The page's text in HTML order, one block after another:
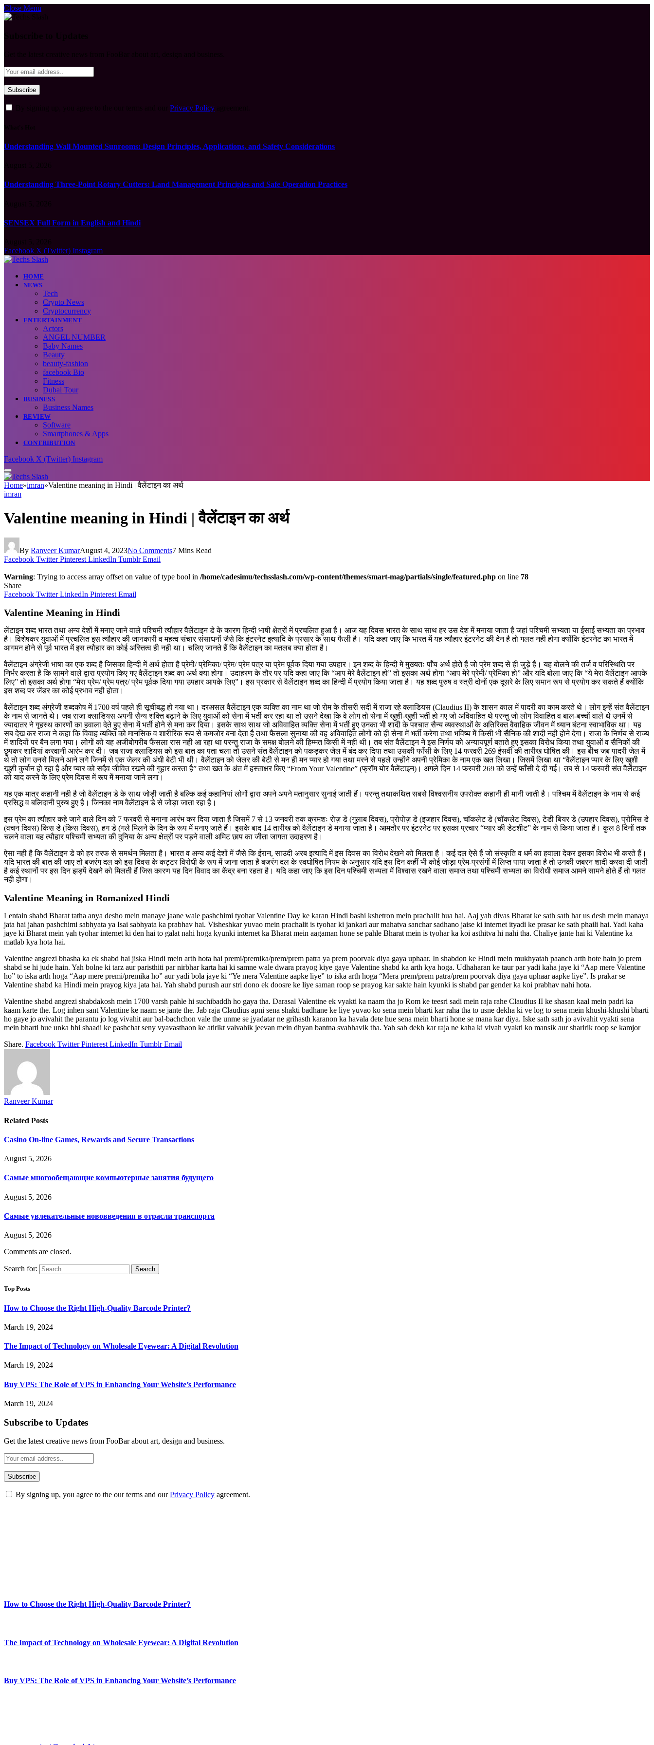
Close Menu
Privacy Policy
Understanding Wall Mounted Sunrooms: Design Principles, Applications, and Safety Considerations
Understanding Three-Point Rotary Cutters: Land Management Principles and Safe Operation Practices
SENSEX Full Form in English and Hindi
Facebook X (Twitter) Instagram
HOME
NEWS
Tech
Crypto News
Cryptocurrency
ENTERTAINMENT
Actors
ANGEL NUMBER
Baby Names
Beauty
beauty-fashion
facebook Bio
Fitness
Dubai Tour
BUSINESS
Business Names
REVIEW
Software
Smartphones & Apps
CONTRIBUTION
Facebook X (Twitter) Instagram
Home»imran»Valentine meaning in Hindi | वैलेंटाइन का अर्थ
imran
Valentine meaning in Hindi | वैलेंटाइन का अर्थ
By Ranveer KumarAugust 4, 2023No Comments7 Mins Read
Facebook Twitter Pinterest LinkedIn Tumblr Email
Warning: Trying to access array offset on value of type bool in /home/cadesimu/techsslash.com/wp-content/themes/smart-mag/partials/single/featured.php on line 78
Share
Facebook Twitter LinkedIn Pinterest Email
Valentine Meaning in Hindi
लेंटाइन शब्द भारत तथा अन्य देशों में मनाए जाने वाले पश्चिमी त्यौहार वैलेंटाइन डे के कारण हिन्दी भाषी क्षेत्रों में प्रचलित हुआ है। आज यह दिवस भारत के साथ साथ हर उस देश में मनाया जाता है जहां पश्चिमी सभ्यता या ईसाई सभ्यता का प्रभाव
है। विशेषकर युवाओं में प्रचलित इस त्यौहार की जानकारी व महत्व संचार संसाधनों जैसे कि इंटरनेट इत्यादि के प्रसार के साथ फैली है। यदि कहा जाए कि भारत में यह त्यौहार इंटरनेट की देन है तो गलत नही होगा क्योंकि इंटरनेट का भारत में
आगमन होने से पूर्व भारत में इस त्यौहार का कोई अस्तित्व ही नही था। चलिए जानते हैं कि वैलेंटाइन का मतलब क्या होता है।
वैलेंटाइन अंग्रेजी भाषा का एक शब्द है जिसका हिन्दी में अर्थ होता है प्रेमी/ प्रेमिका/ प्रेम/ प्रेम पत्र या प्रेम पूर्वक दिया गया उपहार। इन शब्द के हिन्दी मे मुख्यतः पाँच अर्थ होते हैं जो प्रेम शब्द से ही जुड़े हैं। यह बोलने की तर्ज व परिस्थिति पर
निर्भर करता है कि सामने वाले द्वारा प्रयोग किए गए वैलेंटाइन शब्द का अर्थ क्या होगा। उदाहरण के तौर पर यदि कहा जाए कि “आप मेरे वैलेंटाइन हो” तो इसका अर्थ होगा “आप मेरे प्रेमी/ प्रेमिका हो” और यदि बोला जाए कि “ये मेरा वैलेंटाइन आपके
लिए” तो इसका अर्थ होगा “मेरा प्रेम/ प्रेम पत्र/ प्रेम पूर्वक दिया गया उपहार आपके लिए”। इस प्रकार से वैलेंटाइन शब्द का हिन्दी में प्रयोग किया जाता है। यह शब्द पुरुष व स्त्री दोनों एक दूसरे के लिए समान रूप से प्रयोग कर सकते हैं क्योंकि
इस शब्द पर जेंडर का कोई प्रभाव नही होता।
वैलेंटाइन शब्द अंग्रेजी शब्दकोष में 1700 वर्ष पहले ही सूचीबद्ध हो गया था। दरअसल वैलेंटाइन एक व्यक्ति का नाम था जो रोम के तीसरी सदी में राजा रहे क्लाडियस (Claudius II) के शासन काल में पादरी का काम करते थे। लोग इन्हें संत वैलेंटाइन
के नाम से जानते थे। जब राजा क्लाडियस अपनी सैन्य शक्ति बढ़ाने के लिए युवाओं को सेना में भर्ती कर रहा था तो उसने देखा कि वे लोग तो सेना में खुशी-खुशी भर्ती हो गए जो अविवाहित थे परन्तु जो लोग विवाहित व बाल-बच्चों वाले थे उनमें से
ज्यादातर ने गृहस्थ कारणों का हवाला देते हुए सेना में भर्ती होने से मना कर दिया। इसके साथ साथ जो अविवाहित व्यक्ति सेना में भर्ती हुए उनका भी शादी के पश्चात सैन्य व्यवस्थाओं के अतिरिक्त वैवाहिक जीवन में ध्यान बंटना स्वाभाविक था। यह
सब देख कर राजा ने कहा कि विवाह व्यक्ति को मानसिक व शारीरिक रूप से कमजोर बना देता है तथा फैसला सुनाया की वह अविवाहित लोगों को ही सेना में भर्ती करेगा तथा भविष्य में किसी भी सैनिक की शादी नही होने देगा। राजा के निर्णय से राज्य
में शादियों पर बैन लगा गया। लोगों को यह अजीबोगरीब फैंसला रास नही आ रहा था परन्तु राजा के समक्ष बोलने की हिम्मत किसी में नही थी। तब संत वैलेंटाइन ने इस निर्णय को अन्यायपूर्ण बताते हुए इसका विरोध किया तथा युवाओं व सैनिकों की
छुपकर शादियां करवानी आरंभ कर दी। जब राजा क्लाडियस को इस बात का पता चला तो उसने संत वैलेंटाइन को पकड़कर जेल में बंद कर दिया तथा उसकी फाँसी के लिए 14 फरवरी 269 ईसवी की तारीख घोषित की। इस बीच जब पादरी जेल में
थे तो लोग उनसे मिलने आने लगे जिनमें से एक जेलर की अंधी बेटी भी थी। वैलेंटाइन को जेलर की बेटी से मन ही मन प्यार हो गया तथा मरने से पहले उन्होंने अपनी प्रेमिका के नाम एक खत लिखा। जिसमें लिखा था “वैलेंटाइन प्यार के लिए खुशी
खुशी कुर्बान हो रहा है और प्यार को सदैव जीवित रखने की गुहार करता है” तथा खत के अंत में हस्ताक्षर किए “From Your Valentine” (फ्रॉम योर वैलेंटाइन)। अगले दिन 14 फरवरी 269 को उन्हें फाँसी दे दी गई। तब से 14 फरवरी संत वैलेंटाइन
को याद करने के लिए प्रेम दिवस में रूप में मनाया जाने लगा।
यह एक मात्र कहानी नही है जो वैलेंटाइन डे के साथ जोड़ी जाती है बल्कि कई कहानियां लोगों द्वारा अपने अपने मतानुसार सुनाई जाती हैं। परन्तु तथाकथित सबसे विश्वसनीय उपरोक्त कहानी ही मानी जाती है। पश्चिम में वैलेंटाइन के नाम से कई
प्रसिद्ध व बलिदानी पुरुष हुए है। जिनका नाम वैलेंटाइन डे से जोड़ा जाता रहा है।
इस प्रेम का त्यौहार कहे जाने वाले दिन को 7 फरवरी से मनाना आरंभ कर दिया जाता है जिसमें 7 से 13 जनवरी तक क्रमशः रोज़ डे (गुलाब दिवस), प्रोपोज़ डे (इजहार दिवस), चॉकलेट डे (चॉकलेट दिवस), टेडी बियर डे (उपहार दिवस), प्रोमिस डे
(वचन दिवस) किस डे (किस दिवस), हग डे (गले मिलने के दिन के रूप में मनाए जाते हैं। इसके बाद 14 तारीख को वैलेंटाइन डे मनाया जाता है। आमतौर पर इंटरनेट पर इसका प्रचार “प्यार की डेटशीट” के नाम से किया जाता है। कुल 8 दिनों तक
चलने वाला यह त्यौहार पश्चिमी सभ्यता की दुनिया के अन्य क्षेत्रों पर पड़ने वाली अमिट छाप का जीता जागता उदाहरण है।
ऐसा नही है कि वैलेंटाइन डे को हर तरफ से समर्थन मिलता है। भारत व अन्य कई देशों में जैसे कि ईरान, साउदी अरब इत्यादि में इस दिवस का विरोध देखने को मिलता है। कई दल ऐसे हैं जो संस्कृति व धर्म का हवाला देकर इसका विरोध भी करते हैं।
यदि भारत की बात की जाए तो बजरंग दल को इस दिवस के कट्टर विरोधी के रूप में जाना जाता है बजरंग दल के स्वघोषित नियम के अनुसार यदि इस दिन कहीं भी कोई जोड़ा प्रेम-प्रसंगों में लिप्त पाया जाता है तो उनकी जबरन शादी करवा दी जाती
है कई स्थानों पर इस दिन झड़पें देखने को मिलती हैं जिस कारण यह दिन विवाद का केंद्र बना रहता है। यदि कहा जाए कि इस दिन पश्चिमी सभ्यता में विश्वास रखने वाला समाज तथा पश्चिमी सभ्यता का विरोधी समाज आमने सामने होते हैं तो गलत
नही होगा।
Valentine Meaning in Romanized Hindi
Lentain shabd Bharat tatha anya desho mein manaye jaane wale pashchimi tyohar Valentine Day ke karan Hindi bashi kshetron mein prachalit hua hai. Aaj yah divas Bharat ke sath sath har us desh mein manaya
jata hai jahan pashchimi sabhyata ya Isai sabhyata ka prabhav hai. Visheshkar yuvao mein prachalit is tyohar ki jankari aur mahatva sanchar sadhano jaise ki internet ityadi ke prasar ke sath phaili hai. Yadi kaha
jaye ki Bharat mein yah tyohar internet ki den hai to galat nahi hoga kyunki internet ka Bharat mein aagaman hone se pahle Bharat mein is tyohar ka koi asthitva hi nahi tha. Chaliye jante hai ki Valentine ka
matlab kya hota hai.
Valentine angrezi bhasha ka ek shabd hai jiska Hindi mein arth hota hai premi/premika/prem/prem patra ya prem poorvak diya gaya uphaar. In shabdon ke Hindi mein mukhyatah paanch arth hote hain jo prem
shabd se hi jude hain. Yah bolne ki tarz aur paristhiti par nirbhar karta hai ki samne wale dwara prayog kiye gaye Valentine shabd ka arth kya hoga. Udhaharan ke taur par yadi kaha jaye ki “Aap mere Valentine
ho” to iska arth hoga “Aap mere premi/premika ho” aur yadi bola jaye ki “Ye mera Valentine aapke liye” to iska arth hoga “Mera prem/prem patra/prem poorvak diya gaya uphaar aapke liye”. Is prakar se
Valentine shabd ka Hindi mein prayog kiya jata hai. Yah shabd purush aur stri dono ek doosre ke liye saman roop se prayog kar sakte hain kyunki is shabd par gender ka koi prabhav nahi hota.
Valentine shabd angrezi shabdakosh mein 1700 varsh pahle hi suchibaddh ho gaya tha. Darasal Valentine ek vyakti ka naam tha jo Rom ke teesri sadi mein raja rahe Claudius II ke shasan kaal mein padri ka
kaam karte the. Log inhen sant Valentine ke naam se jante the. Jab raja Claudius apni sena shakti badhane ke liye yuvao ko sena mein bharti kar raha tha to usne dekha ki ve log to sena mein khushi-khushi bharti
ho gaye jo avivahit the parantu jo log vivahit aur bal-bachchon vale the unme se jyadatar ne grihasth karanon ka havala dete hue sena mein bharti hone se mana kar diya. Iske sath sath jo avivahit vyakti sena
mein bharti hue unka bhi shaadi ke pashchat seny vyavasthaon ke atirikt vaivahik jeevan mein dhyan bantna svabhavik tha. Yah sab dekh kar raja ne kaha ki vivah vyakti ko mansik aur sharirik roop se kamjor
Share. Facebook Twitter Pinterest LinkedIn Tumblr Email
Ranveer Kumar
Related Posts
Casino On-line Games, Rewards and Secure Transactions
August 5, 2026
Самые многообещающие компьютерные занятия будущего
August 5, 2026
Самые увлекательные нововведения в отрасли транспорта
August 5, 2026
Comments are closed.
Search for:
Top Posts
How to Choose the Right High-Quality Barcode Printer?
March 19, 2024
The Impact of Technology on Wholesale Eyewear: A Digital Revolution
March 19, 2024
Buy VPS: The Role of VPS in Enhancing Your Website’s Performance
March 19, 2024
Subscribe to Updates
Get the latest creative news from FooBar about art, design and business.
By signing up, you agree to the our terms and ourPrivacy Policy agreement.
How to Choose the Right High-Quality Barcode Printer?
The Impact of Technology on Wholesale Eyewear: A Digital Revolution
Buy VPS: The Role of VPS in Enhancing Your Website’s Performance